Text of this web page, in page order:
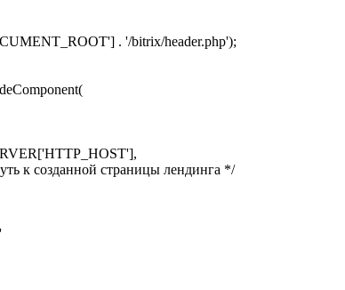
. '/bitrix/header.php');
к созданной страницы лендинга */